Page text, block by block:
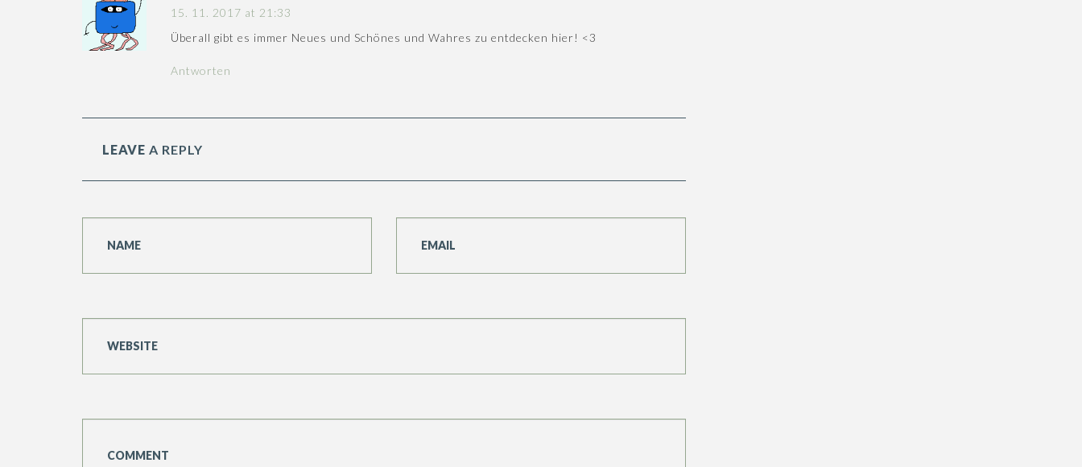
15. 11. 2017 at 21:33
Überall gibt es immer Neues und Schönes und Wahres zu entdecken hier! <3
Antworten
LEAVE A REPLY